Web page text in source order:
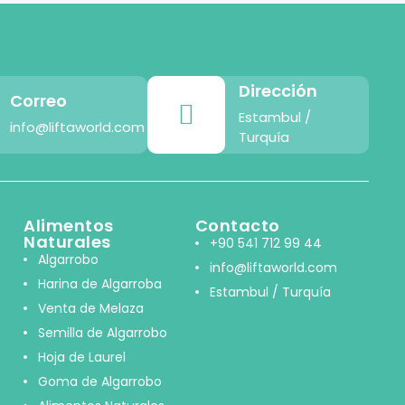
Correo
info@liftaworld.com
Dirección
Estambul /
Turquía
Alimentos
Naturales
Algarrobo
Harina de Algarroba
Venta de Melaza
Semilla de Algarrobo
Hoja de Laurel
Goma de Algarrobo
Contacto
+90 541 712 99 44
info@liftaworld.com
Estambul / Turquía